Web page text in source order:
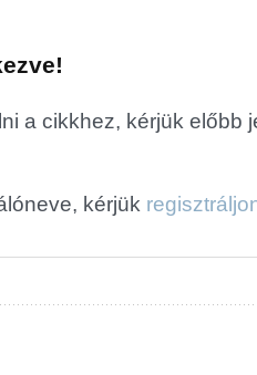
a cikkhez, kérjük előbb
kérjük